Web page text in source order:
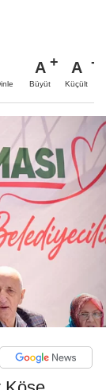
A
Büyüt
A
Küçült